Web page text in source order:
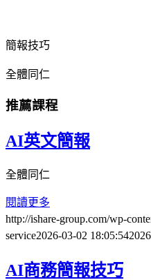
簡報技巧
全體同仁
推薦課程
AI英文簡報
全體同仁
閱讀更多
http://ishare-group.com/wp-
service2026-03-02 18:05:54
AI商務簡報技巧